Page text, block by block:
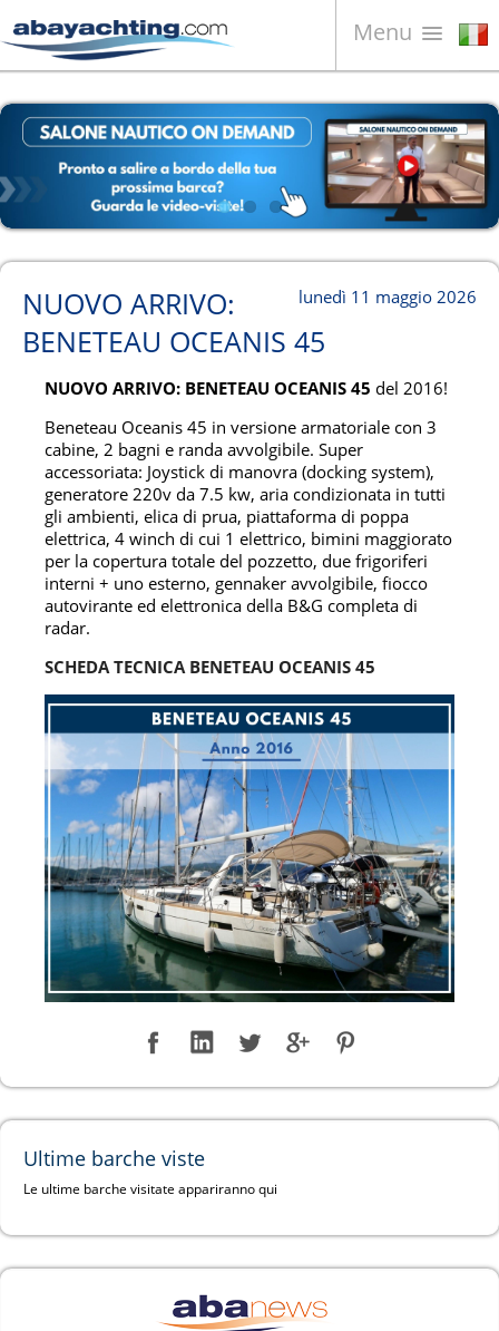
Menu
Barche in vendita
Chi siamo
Vendi la tua barca
News
Video lunedì 11 maggio 2026
NUOVO ARRIVO:
BENETEAU OCEANIS 45
NUOVO ARRIVO: BENETEAU OCEANIS 45 del 2016!
Beneteau Oceanis 45 in versione armatoriale con 3
cabine, 2 bagni e randa avvolgibile. Super
accessoriata: Joystick di manovra (docking system),
generatore 220v da 7.5 kw, aria condizionata in tutti
gli ambienti, elica di prua, piattaforma di poppa
elettrica, 4 winch di cui 1 elettrico, bimini maggiorato
per la copertura totale del pozzetto, due frigoriferi
interni + uno esterno, gennaker avvolgibile, fiocco
autovirante ed elettronica della B&G completa di
radar.
SCHEDA TECNICA BENETEAU OCEANIS 45
Ultime barche viste
Le ultime barche visitate appariranno qui